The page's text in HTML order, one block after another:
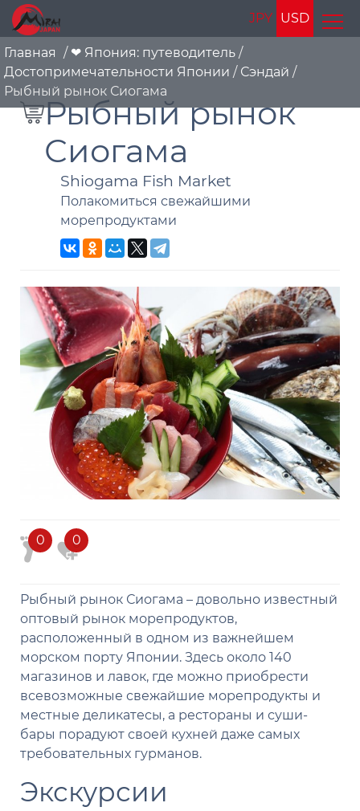
JPY USD
Главная / ❤ Япония: путеводитель /
Достопримечательности Японии / Сэндай /
Рыбный рынок Сиогама
Рыбный рынок
Сиогама
Shiogama Fish Market
Полакомиться свежайшими
морепродуктами
0 0
Рыбный рынок Сиогама – довольно известный
оптовый рынок морепродуктов,
расположенный в одном из важнейшем
морском порту Японии. Здесь около 140
магазинов и лавок, где можно приобрести
всевозможные свежайшие морепродукты и
местные деликатесы, а рестораны и суши-
бары порадуют своей кухней даже самых
требовательных гурманов.
Экскурсии